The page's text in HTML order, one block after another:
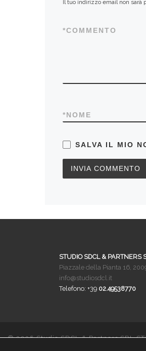
Il tuo indirizzo email non sarà
COMMENTO
*
NOME
*
SALVA IL MIO
STUDIO SDCL & PARTNERS
Piazzale della Pianta 16,
info@studiosdcl.it
Telefono: +39 02.49538770
© 2026Studio SDCL & Partners SRL